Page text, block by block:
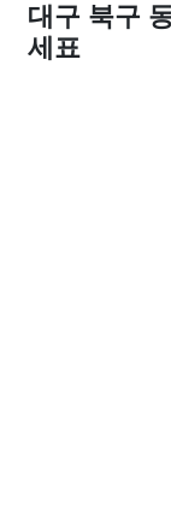
대구 북구
세표